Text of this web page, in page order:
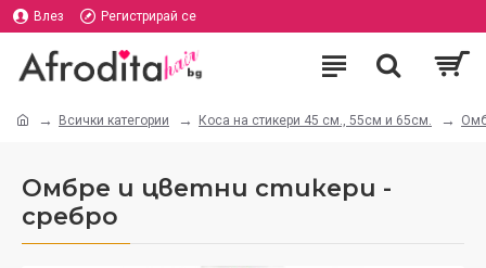
Влез Регистрирай се
Всички категории Коса на стикери 45 см., 55см и 65см.
Омбре и цветни стикери -
сребро